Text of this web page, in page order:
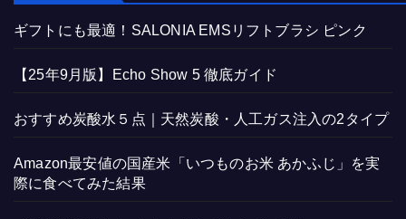
ギフトにも最適！SALONIA EMSリフトブラシ ピンク
【25年9月版】Echo Show 5 徹底ガイド
おすすめ炭酸水５点｜天然炭酸・人工ガス注入の2タイプ
Amazon最安値の国産米「いつものお米 あかふじ」を実
際に食べてみた結果